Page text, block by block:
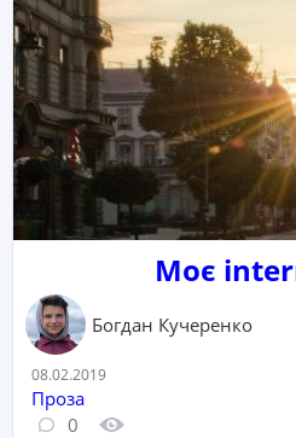
Моє
Богдан Кучеренко
Дата:
08.02.2019
Категорія:
Проза
Кількість коментарів:
0 Кількість переглядів: